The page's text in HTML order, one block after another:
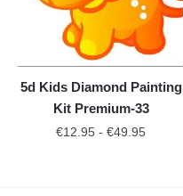
5d Kids Diamond Painting
Kit Premium-33
€12.95 - €49.95